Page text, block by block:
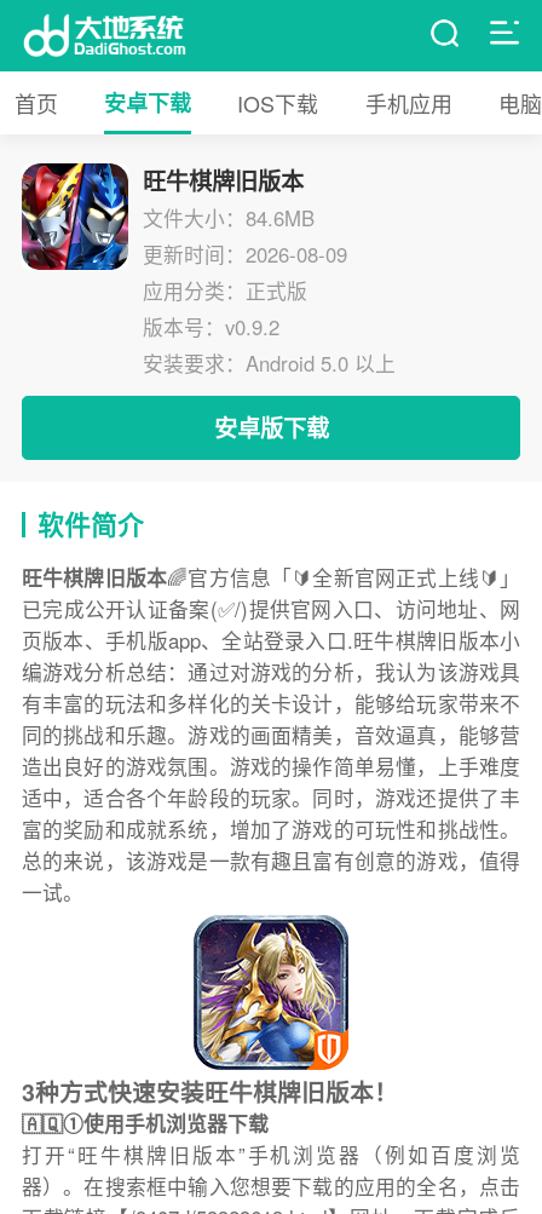
首页 安卓下载 IOS下载 手机应用 电
旺牛棋牌旧版本
文件大小：84.6MB
更新时间：2026-08-09
应用分类：正式版
版本号：v0.9.2
安装要求：Android 5.0 以上
安卓版下载
软件简介
旺牛棋牌旧版本🌈官方信息「🔰全新官网正式上线🔰」
已完成公开认证备案(✅/)提供官网入口、访问地址、网
页版本、手机版app、全站登录入口.旺牛棋牌旧版本小
编游戏分析总结：通过对游戏的分析，我认为该游戏具
有丰富的玩法和多样化的关卡设计，能够给玩家带来不
同的挑战和乐趣。游戏的画面精美，音效逼真，能够营
造出良好的游戏氛围。游戏的操作简单易懂，上手难度
适中，适合各个年龄段的玩家。同时，游戏还提供了丰
富的奖励和成就系统，增加了游戏的可玩性和挑战性。
总的来说，该游戏是一款有趣且富有创意的游戏，值得
一试。
3种方式快速安装旺牛棋牌旧版本！
🇦🇶①使用手机浏览器下载
打开“旺牛棋牌旧版本”手机浏览器（例如百度浏览
器）。在搜索框中输入您想要下载的应用的全名，点击